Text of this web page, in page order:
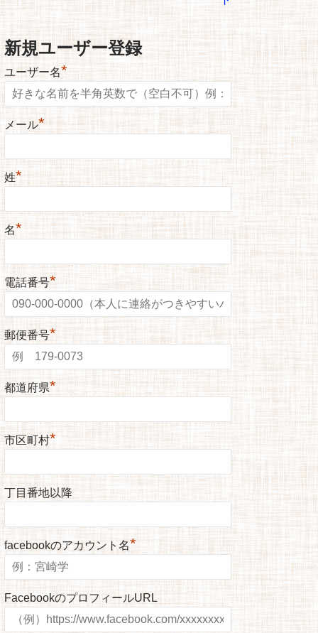
新規ユーザー登録
ユーザー名*
メール*
姓*
名*
電話番号*
郵便番号*
都道府県*
市区町村*
丁目番地以降
facebookのアカウント名*
FacebookのプロフィールURL